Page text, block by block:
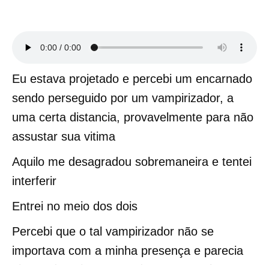
Eu estava projetado e percebi um encarnado
sendo perseguido por um vampirizador, a
uma certa distancia, provavelmente para não
assustar sua vitima
Aquilo me desagradou sobremaneira e tentei
interferir
Entrei no meio dos dois
Percebi que o tal vampirizador não se
importava com a minha presença e parecia